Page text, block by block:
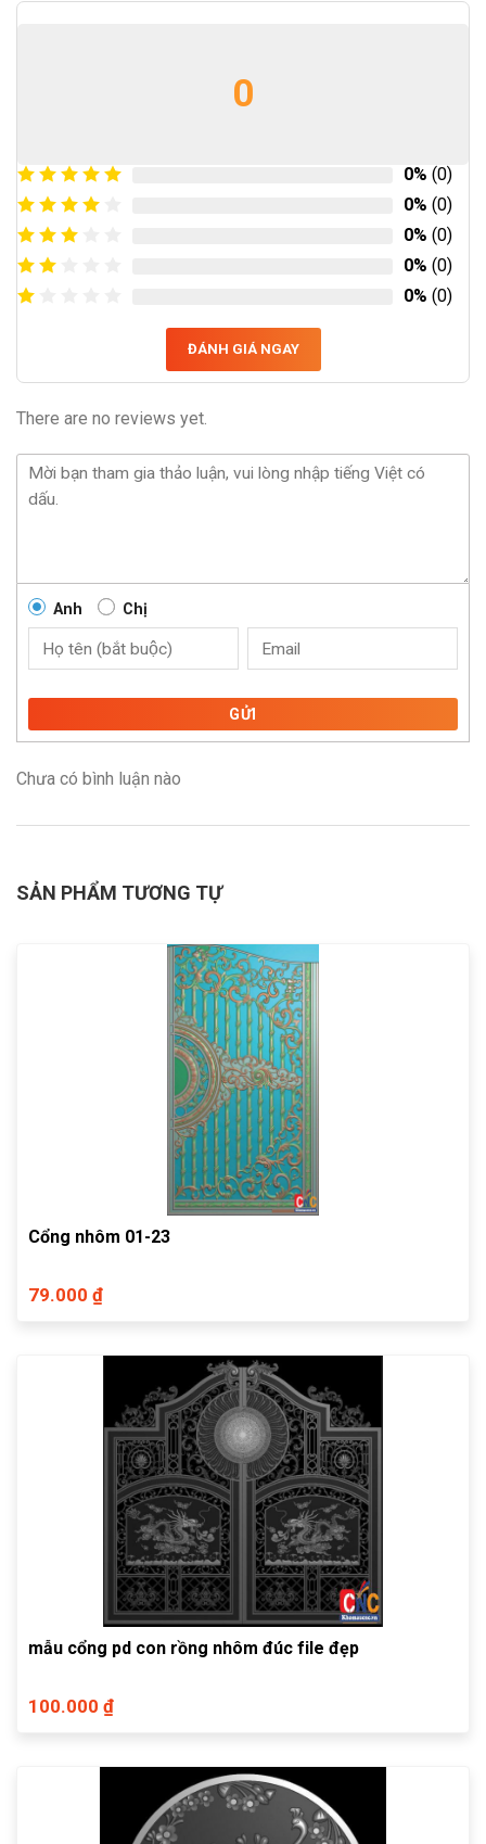
0
0% (0)
0% (0)
0% (0)
0% (0)
0% (0)
ĐÁNH GIÁ NGAY
There are no reviews yet.
Anh Chị
GỬI
Chưa có bình luận nào
SẢN PHẨM TƯƠNG TỰ
Cổng nhôm 01-23
79.000 ₫
mẫu cổng pd con rồng nhôm đúc file đẹp
100.000 ₫